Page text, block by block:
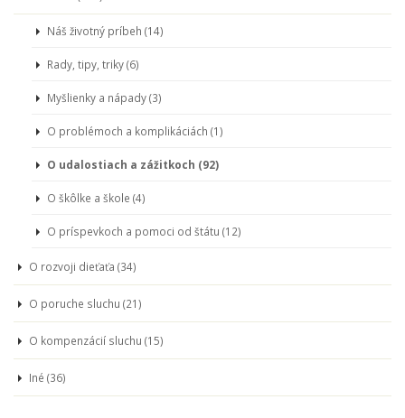
Náš životný príbeh (14)
Rady, tipy, triky (6)
Myšlienky a nápady (3)
O problémoch a komplikáciách (1)
O udalostiach a zážitkoch (92)
O škôlke a škole (4)
O príspevkoch a pomoci od štátu (12)
O rozvoji dieťaťa (34)
O poruche sluchu (21)
O kompenzácií sluchu (15)
Iné (36)